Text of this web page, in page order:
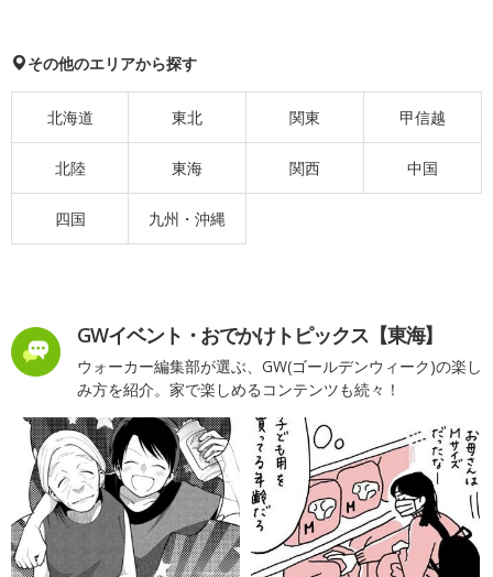
その他のエリアから探す
北海道 東北 関東 甲信越
北陸 東海 関西 中国
四国 九州・沖縄
GWイベント・おでかけトピックス【東海】
ウォーカー編集部が選ぶ、GW(ゴールデンウィーク)の楽し
み方を紹介。家で楽しめるコンテンツも続々！